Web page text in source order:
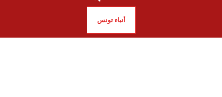
أنباء تونس